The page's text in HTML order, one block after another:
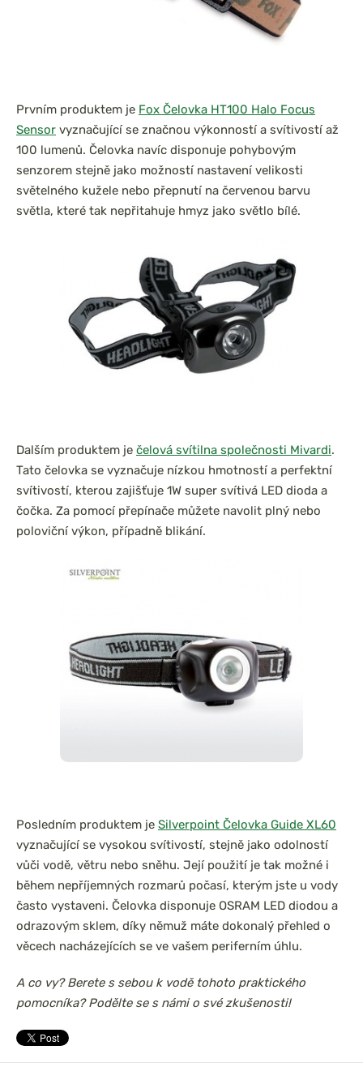
Prvním produktem je Fox Čelovka HT100 Halo Focus
Sensor vyznačující se značnou výkonností a svítivostí až
100 lumenů. Čelovka navíc disponuje pohybovým
senzorem stejně jako možností nastavení velikosti
světelného kužele nebo přepnutí na červenou barvu
světla, které tak nepřitahuje hmyz jako světlo bílé.
Dalším produktem je čelová svítilna společnosti Mivardi.
Tato čelovka se vyznačuje nízkou hmotností a perfektní
svítivostí, kterou zajišťuje 1W super svítivá LED dioda a
čočka. Za pomocí přepínače můžete navolit plný nebo
poloviční výkon, případně blikání.
Posledním produktem je Silverpoint Čelovka Guide XL60
vyznačující se vysokou svítivostí, stejně jako odolností
vůči vodě, větru nebo sněhu. Její použití je tak možné i
během nepříjemných rozmarů počasí, kterým jste u vody
často vystaveni. Čelovka disponuje OSRAM LED diodou a
odrazovým sklem, díky němuž máte dokonalý přehled o
věcech nacházejících se ve vašem periferním úhlu.
A co vy? Berete s sebou k vodě tohoto praktického
pomocníka? Podělte se s námi o své zkušenosti!